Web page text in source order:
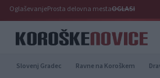
OglaševanjeProsta delovna mestaOGLASI
Slovenj Gradec Ravne na Koroškem